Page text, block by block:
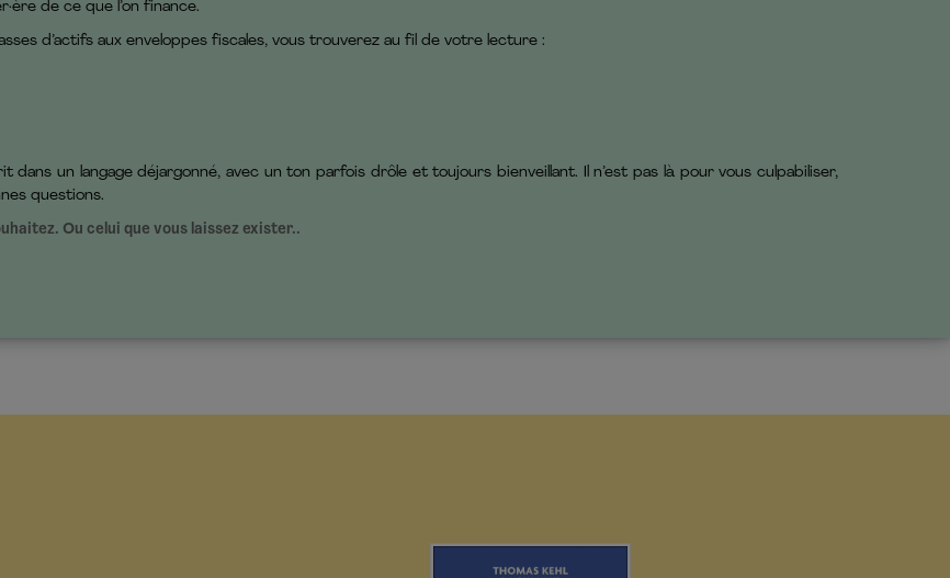
de ce que l’on finance.
d’actifs aux enveloppes fiscales, vous trouverez au fil de votre lecture :
un langage déjargonné, avec un ton parfois drôle et toujours bienveillant. Il n’est pas là pour vous culpabiliser,
questions.
Ou celui que vous laissez exister..